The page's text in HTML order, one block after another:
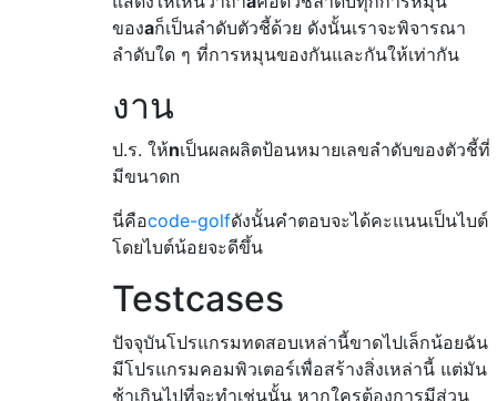
ของaก็เป็นลำดับตัวชี้ด้วย ดังนั้นเราจะพิจารณา
ลำดับใด ๆ ที่การหมุนของกันและกันให้เท่ากัน
งาน
ป.ร. ให้nเป็นผลผลิตป้อนหมายเลขลำดับของตัวชี้ที่
มีขนาดn
นี่คือcode-golfดังนั้นคำตอบจะได้คะแนนเป็นไบต์
โดยไบต์น้อยจะดีขึ้น
Testcases
ปัจจุบันโปรแกรมทดสอบเหล่านี้ขาดไปเล็กน้อยฉัน
มีโปรแกรมคอมพิวเตอร์เพื่อสร้างสิ่งเหล่านี้ แต่มัน
ช้าเกินไปที่จะทำเช่นนั้น หากใครต้องการมีส่วน